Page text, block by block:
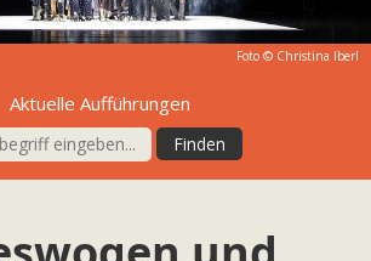
Foto © Christina Iberl
Aktuelle Aufführungen